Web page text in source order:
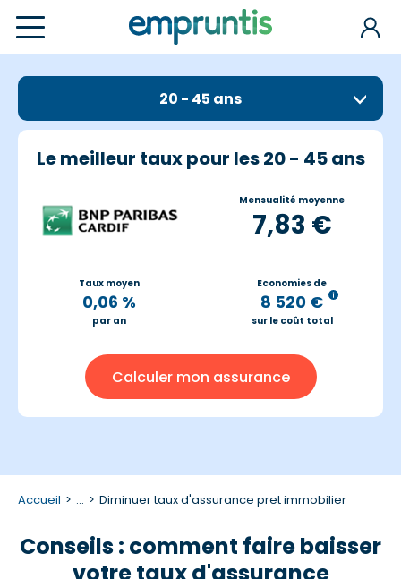
20 - 45 ans
Le meilleur taux pour les 20 - 45 ans
Mensualité moyenne
7,83 €
Taux moyen
0,06 %
par an
Economies de
8 520 €
sur le coût total
Calculer mon assurance
Accueil ... Diminuer taux d'assurance pret immobilier
Conseils : comment faire baisser